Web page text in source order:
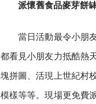
派懷舊食品麥芽餅
當日活動最令小朋友
都看見小朋友力抵酷熱
塊拼圖、活現上世紀村
模樣等等。現場更免費